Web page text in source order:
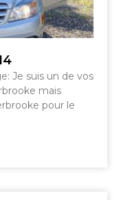
Je suis un de vos
mais
pour le